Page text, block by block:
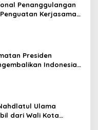
Penanggulangan
Kerjasama
Nahdlatul Ulama
Presiden
Indonesia
Ulama
dari Wali Kota